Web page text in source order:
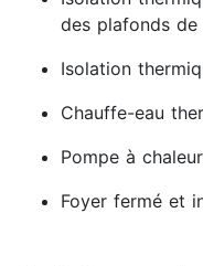
des plafonds de
Isolation
Chauffe-eau
Pompe à
Foyer fermé et